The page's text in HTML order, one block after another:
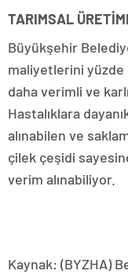
TARIMSAL
Büyükşehir
maliyetlerini yüzde
daha verimli ve
Hastalıklara
alınabilen ve
çilek çeşidi
verim alınabiliyor.
Kaynak: (BYZHA)